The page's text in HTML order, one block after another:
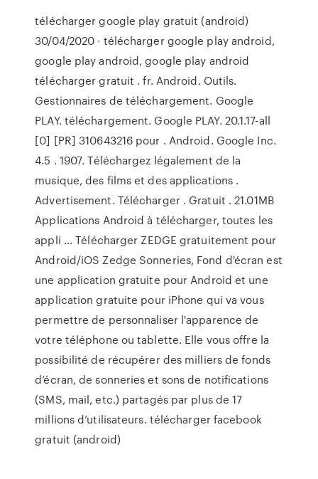
télécharger google play gratuit (android)
30/04/2020 · télécharger google play android,
google play android, google play android
télécharger gratuit . fr. Android. Outils.
Gestionnaires de téléchargement. Google
PLAY. téléchargement. Google PLAY. 20.1.17-all
[0] [PR] 310643216 pour . Android. Google Inc.
4.5 . 1907. Téléchargez légalement de la
musique, des films et des applications .
Advertisement. Télécharger . Gratuit . 21.01MB
Applications Android à télécharger, toutes les
appli ... Télécharger ZEDGE gratuitement pour
Android/iOS Zedge Sonneries, Fond d'écran est
une application gratuite pour Android et une
application gratuite pour iPhone qui va vous
permettre de personnaliser l'apparence de
votre téléphone ou tablette. Elle vous offre la
possibilité de récupérer des milliers de fonds
d’écran, de sonneries et sons de notifications
(SMS, mail, etc.) partagés par plus de 17
millions d’utilisateurs. télécharger facebook
gratuit (android)